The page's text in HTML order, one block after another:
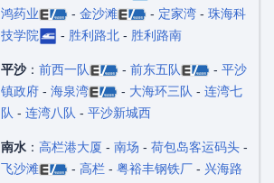
鸿药业
- 金沙滩 - 定家湾 - 珠海科
技学院
- 胜利路北 - 胜利路南
平沙： 前西一队 - 前东五队 - 平沙
镇政府 - 海泉湾 - 大海环三队 - 连湾七
队 - 连湾八队 - 平沙新城西
南水 ： 高栏港大厦 - 南场 - 荷包岛客运码头 -
飞沙滩
- 高栏 - 粤裕丰钢铁厂 - 兴海路